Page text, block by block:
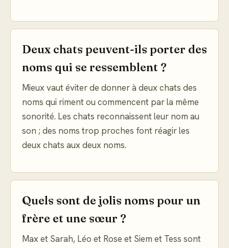
Deux chats peuvent-ils porter des
noms qui se ressemblent ?
Mieux vaut éviter de donner à deux chats des
noms qui riment ou commencent par la même
sonorité. Les chats reconnaissent leur nom au
son ; des noms trop proches font réagir les
deux chats aux deux noms.
Quels sont de jolis noms pour un
frère et une sœur ?
Max et Sarah, Léo et Rose et Siem et Tess sont